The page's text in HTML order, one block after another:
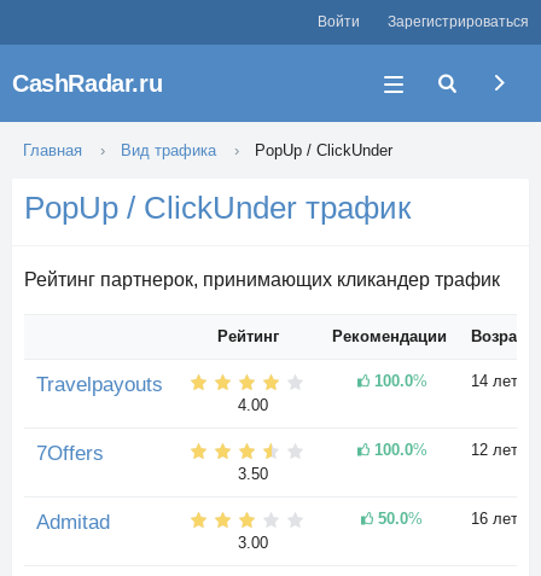
Войти Зарегистрироваться
CashRadar.ru
Главная Вид трафика PopUp / ClickUnder
PopUp / ClickUnder трафик
Рейтинг партнерок, принимающих кликандер трафик
Рейтинг Рекомендации Возраст
Travelpayouts
4.00
100.0% 14 лет
7Offers
3.50
100.0% 12 лет
Admitad
3.00
50.0% 16 лет